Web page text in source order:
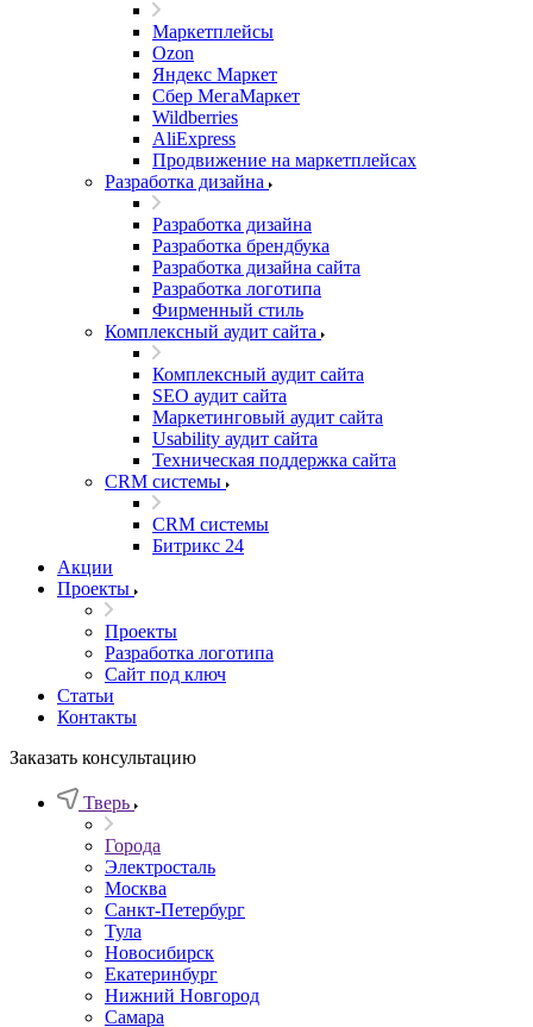
Маркетплейсы
Ozon
Яндекс Маркет
Сбер МегаМаркет
Wildberries
AliExpress
Продвижение на маркетплейсах
Разработка дизайна
Разработка дизайна
Разработка брендбука
Разработка дизайна сайта
Разработка логотипа
Фирменный стиль
Комплексный аудит сайта
Комплексный аудит сайта
SEO аудит сайта
Маркетинговый аудит сайта
Usability аудит сайта
Техническая поддержка сайта
CRM системы
CRM системы
Битрикс 24
Акции
Проекты
Проекты
Разработка логотипа
Сайт под ключ
Статьи
Контакты
Заказать консультацию
Тверь
Города
Электросталь
Москва
Санкт-Петербург
Тула
Новосибирск
Екатеринбург
Нижний Новгород
Самара